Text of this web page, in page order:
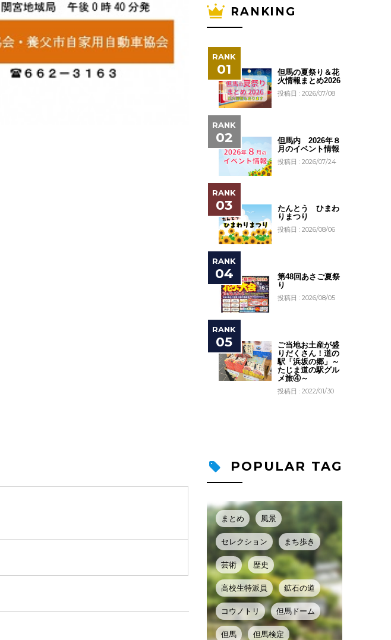
RANKING
但馬の夏祭り＆花
火情報まとめ2026
投稿日 : 2026/07/08
但馬内 2026年８
月のイベント情報
投稿日 : 2026/07/24
たんとう ひまわ
りまつり
投稿日 : 2026/08/06
第48回あさご夏祭
り
投稿日 : 2026/08/05
ご当地お土産が盛
りだくさん！道の
駅「浜坂の郷」～
たじま道の駅グル
メ旅④～
投稿日 : 2022/01/30
POPULAR TAG
まとめ 風景
セレクション まち歩き
芸術 歴史
高校生特派員 鉱石の道
コウノトリ 但馬ドーム
但馬 但馬検定